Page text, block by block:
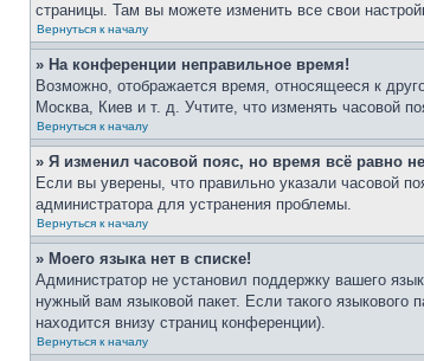
страницы. Там вы можете изменить все свои
Вернуться к началу
» На конференции неправильное время!
Возможно, отображается время, относящееся к
Москва, Киев и т. д. Учтите, что изменять часовой
Вернуться к началу
» Я изменил часовой пояс, но время всё равно
Если вы уверены, что правильно указали часовой
администратора для устранения проблемы.
Вернуться к началу
» Моего языка нет в списке!
Администратор не установил поддержку вашего
нужный вам языковой пакет. Если такого
находится внизу страниц конференции).
Вернуться к началу